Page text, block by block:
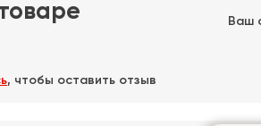
, чтобы оставить отзыв
Ваш